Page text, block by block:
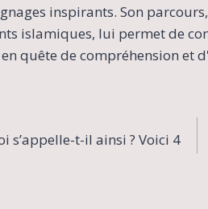
inspirants. Son
islamiques, lui permet de
quête de compréhension et
t-il ainsi ? Voici 4